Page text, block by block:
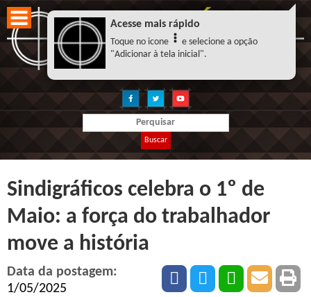
Buscar
Sindigráficos celebra o 1º de
Maio: a força do trabalhador
move a história
Data da postagem:
1/05/2025
Acesse mais rápido
Toque no icone
e selecione a opção
"Adicionar à tela inicial".